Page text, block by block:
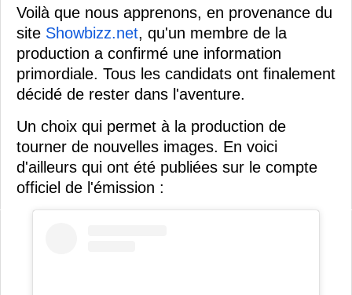
Voilà que nous apprenons, en provenance du
site Showbizz.net, qu'un membre de la
production a confirmé une information
primordiale. Tous les candidats ont finalement
décidé de rester dans l'aventure.
Un choix qui permet à la production de
tourner de nouvelles images. En voici
d'ailleurs qui ont été publiées sur le compte
officiel de l'émission :